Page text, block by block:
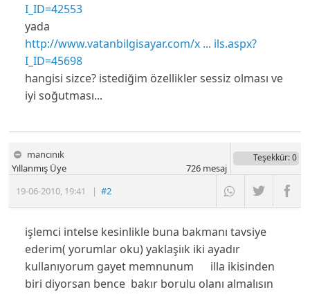
I_ID=42553
yada
http://www.vatanbilgisayar.com/x ... ils.aspx?
I_ID=45698
hangisi sizce? istediğim özellikler sessiz olması ve
iyi soğutması...
mancınık
19-06-2010, 19:41 |#2
Yıllanmış Üye
Teşekkür: 0
726mesaj
işlemci intelse kesinlikle buna bakmanı tavsiye
ederim( yorumlar oku) yaklaşiık iki ayadır
kullanıyorum gayet memnunum illa ikisinden
biri diyorsan bence bakır borulu olanı almalısın